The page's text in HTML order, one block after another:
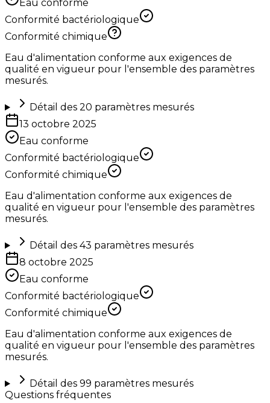
Eau conforme
Conformité bactériologique
Conformité chimique
Eau d'alimentation conforme aux exigences de
qualité en vigueur pour l'ensemble des paramètres
mesurés.
Détail des 20 paramètres mesurés
13 octobre 2025
Eau conforme
Conformité bactériologique
Conformité chimique
Eau d'alimentation conforme aux exigences de
qualité en vigueur pour l'ensemble des paramètres
mesurés.
Détail des 43 paramètres mesurés
8 octobre 2025
Eau conforme
Conformité bactériologique
Conformité chimique
Eau d'alimentation conforme aux exigences de
qualité en vigueur pour l'ensemble des paramètres
mesurés.
Détail des 99 paramètres mesurés
Questions fréquentes